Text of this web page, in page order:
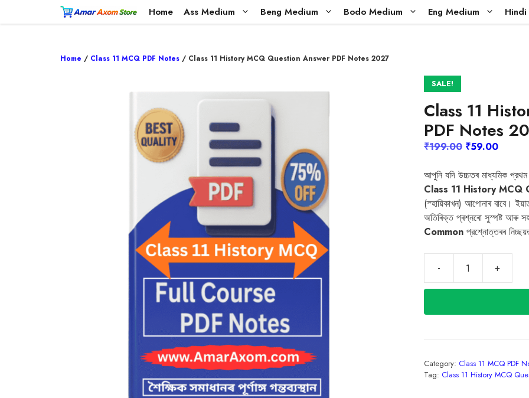
to
Home Ass Medium Beng Medium Bodo Medium Eng Medium
Home / Class 11 MCQ PDF Notes / Class 11 History MCQ Question Answer PDF Notes 2027
SALE!
Class 11
PDF Notes
₹199.00 Original
was:
₹199.00.
₹59.00
is:
আপুনি যদি উচ্চতৰ মাধ্যমিক
Class 11 History MCQ
(স্হায়িকাখন) আপোনাৰ বাবে।
অতিৰিক্ত প্ৰশ্নৰো সুস্পষ্ট আৰু
Commonপ্রশ্নোত্তৰৰ
Class
11
MCQ
Answer
PDF
Notes
Category: Class 11 MCQ PDF
Tag: Class 11 History MCQ